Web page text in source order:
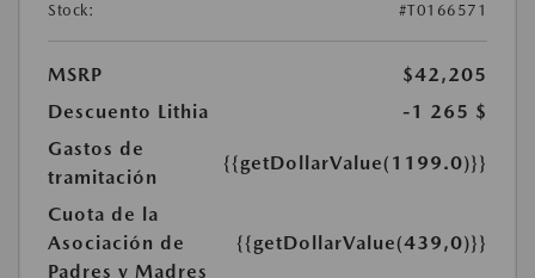
Stock: #T0166571
MSRP
$42,205
Descuento Lithia
-1 265 $
Gastos de
tramitación
{{getDollarValue(1199.0)}}
Cuota de la
Asociación de
Padres y Madres
{{getDollarValue(439,0)}}